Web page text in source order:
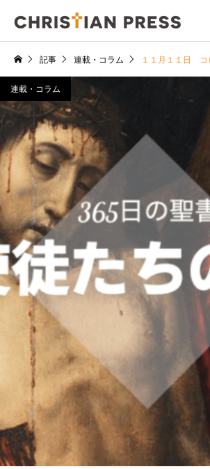
記事 連載・コラム １１月１１日 コ
連載・コラム